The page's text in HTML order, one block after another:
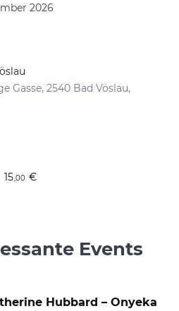
2026
Gasse, 2540 Bad Vöslau,
15 ,00 €
Events
Hubbard – Onyeka